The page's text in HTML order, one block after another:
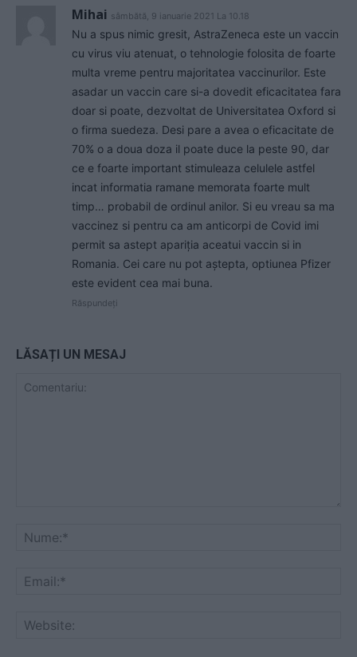
Mihai sâmbătă, 9 ianuarie 2021 La 10.18
Nu a spus nimic gresit, AstraZeneca este un vaccin
cu virus viu atenuat, o tehnologie folosita de foarte
multa vreme pentru majoritatea vaccinurilor. Este
asadar un vaccin care si-a dovedit eficacitatea fara
doar si poate, dezvoltat de Universitatea Oxford si
o firma suedeza. Desi pare a avea o eficacitate de
70% o a doua doza il poate duce la peste 90, dar
ce e foarte important stimuleaza celulele astfel
incat informatia ramane memorata foarte mult
timp… probabil de ordinul anilor. Si eu vreau sa ma
vaccinez si pentru ca am anticorpi de Covid imi
permit sa astept apariția aceatui vaccin si in
Romania. Cei care nu pot aștepta, optiunea Pfizer
este evident cea mai buna.
Răspundeți
LĂSAȚI UN MESAJ